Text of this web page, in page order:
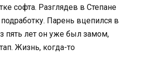
софта. Разглядев в Степане
Парень вцепился в
пять лет он уже был замом,
Жизнь, когда-то